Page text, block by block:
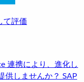
て評価
連携により、進化し
供しませんか？ SAP